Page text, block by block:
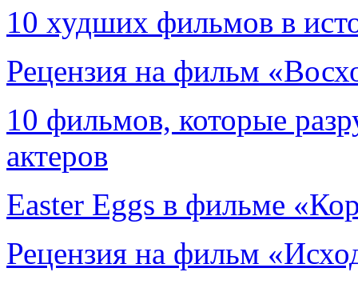
10 худших фильмов в
Рецензия на фильм
10 фильмов, которые
актеров
Easter Eggs в фильме
Рецензия на фильм